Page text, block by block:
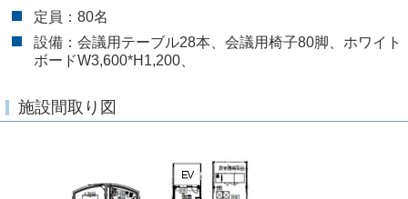
定員：80名
設備：会議用テーブル28本、会議用椅子80脚、ホワイト
ボードW3,600*H1,200、
施設間取り図